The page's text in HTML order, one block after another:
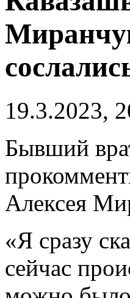
19.3.2023,
Бывший
Алексея
«Я сразу
сейчас